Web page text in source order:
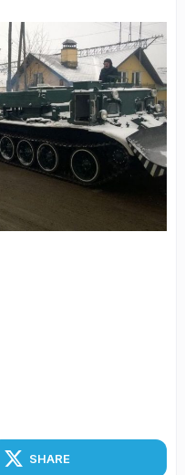
SHARE